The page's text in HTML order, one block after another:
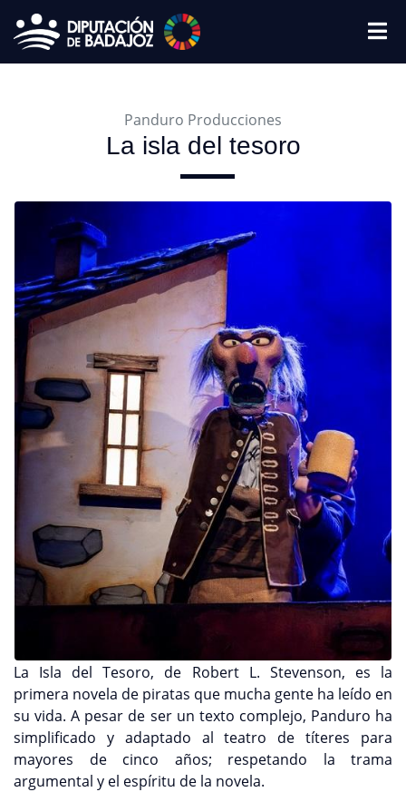
Panduro Producciones
La isla del tesoro
La Isla del Tesoro, de Robert L. Stevenson, es la
primera novela de piratas que mucha gente ha leído en
su vida. A pesar de ser un texto complejo, Panduro ha
simplificado y adaptado al teatro de títeres para
mayores de cinco años; respetando la trama
argumental y el espíritu de la novela.